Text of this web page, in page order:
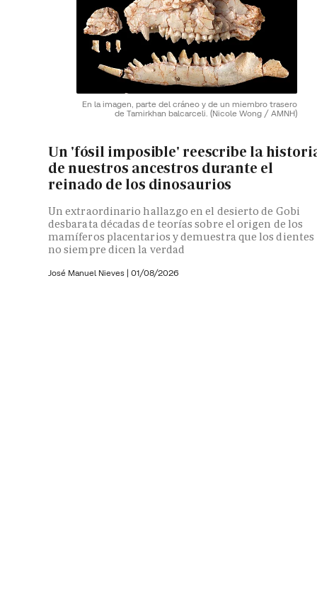
En la imagen, parte del cráneo y de un miembro trasero
de Tamirkhan balcarceli. (Nicole Wong / AMNH)
Un 'fósil imposible' reescribe la
de nuestros ancestros durante el
reinado de los dinosaurios
Un extraordinario hallazgo en el desierto de Gobi
desbarata décadas de teorías sobre el origen de los
mamíferos placentarios y demuestra que los dientes
no siempre dicen la verdad
José Manuel Nieves | 01/08/2026